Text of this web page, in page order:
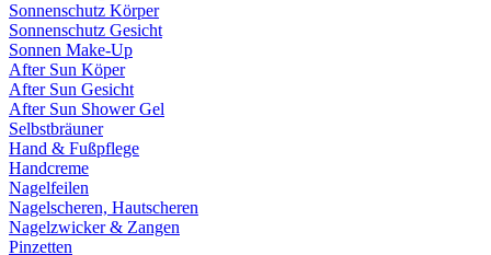
Sonnenschutz Körper
Sonnenschutz Gesicht
Sonnen Make-Up
After Sun Köper
After Sun Gesicht
After Sun Shower Gel
Selbstbräuner
Hand & Fußpflege
Handcreme
Nagelfeilen
Nagelscheren, Hautscheren
Nagelzwicker & Zangen
Pinzetten